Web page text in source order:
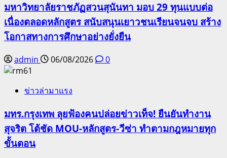
มหาวิทยาลัยราชภัฏสวนสุนันทา มอบ 29 ทุนแบบต่อ
เนื่องตลอดหลักสูตร สนับสนุนเยาวชนเรียนจนจบ สร้าง
โอกาสทางการศึกษาอย่างยั่งยืน
admin 06/08/2026 0
ข่าวล่ามาแรง
มทร.กรุงเทพ ลุยฟ้องคนปล่อยข่าวเท็จ! ยืนยันทำงาน
สุจริต โต้ชัด MOU-หลักสูตร-วีซ่า ทำตามกฎหมายทุก
ขั้นตอน